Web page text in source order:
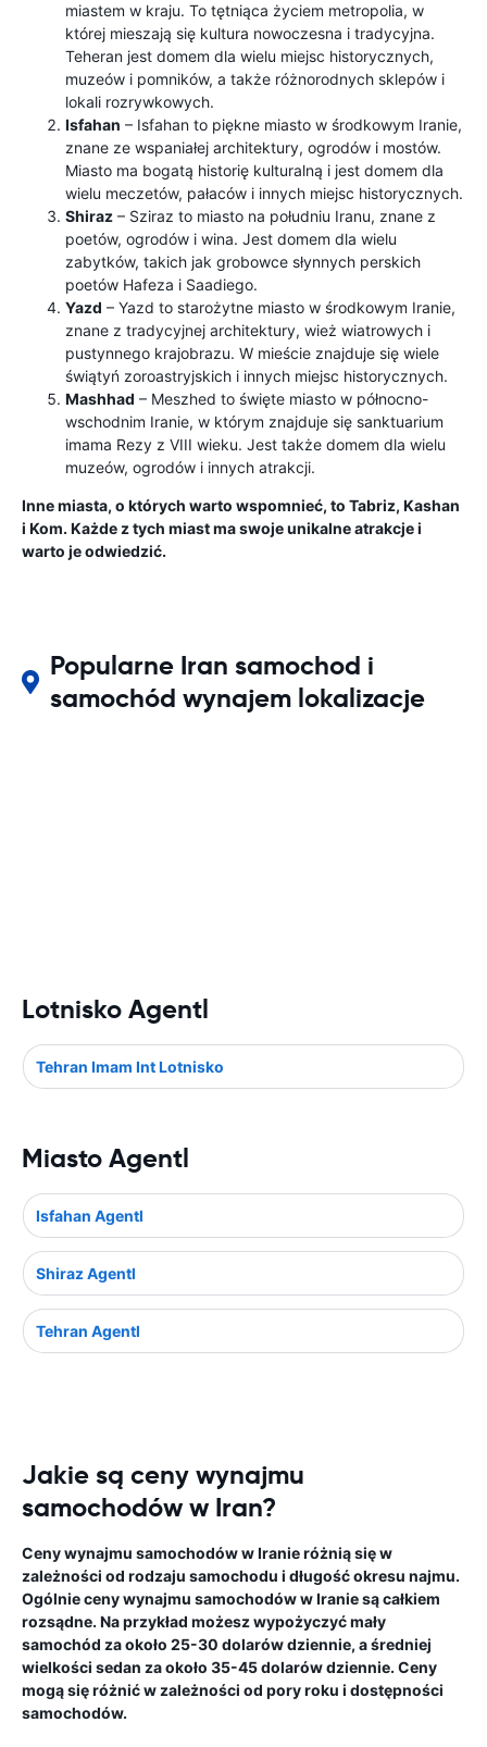
miastem w kraju. To tętniąca życiem metropolia, w
której mieszają się kultura nowoczesna i tradycyjna.
Teheran jest domem dla wielu miejsc historycznych,
muzeów i pomników, a także różnorodnych sklepów i
lokali rozrywkowych.
Isfahan – Isfahan to piękne miasto w środkowym Iranie,
znane ze wspaniałej architektury, ogrodów i mostów.
Miasto ma bogatą historię kulturalną i jest domem dla
wielu meczetów, pałaców i innych miejsc historycznych.
Shiraz – Sziraz to miasto na południu Iranu, znane z
poetów, ogrodów i wina. Jest domem dla wielu
zabytków, takich jak grobowce słynnych perskich
poetów Hafeza i Saadiego.
Yazd – Yazd to starożytne miasto w środkowym Iranie,
znane z tradycyjnej architektury, wież wiatrowych i
pustynnego krajobrazu. W mieście znajduje się wiele
świątyń zoroastryjskich i innych miejsc historycznych.
Mashhad – Meszhed to święte miasto w północno-
wschodnim Iranie, w którym znajduje się sanktuarium
imama Rezy z VIII wieku. Jest także domem dla wielu
muzeów, ogrodów i innych atrakcji.
Inne miasta, o których warto wspomnieć, to Tabriz, Kashan
i Kom. Każde z tych miast ma swoje unikalne atrakcje i
warto je odwiedzić.
Popularne Iran samochod i
samochód wynajem lokalizacje
Lotnisko Agentl
Tehran Imam Int Lotnisko
Miasto Agentl
Isfahan Agentl
Shiraz Agentl
Tehran Agentl
Jakie są ceny wynajmu
samochodów w Iran?
Ceny wynajmu samochodów w Iranie różnią się w
zależności od rodzaju samochodu i długość okresu najmu.
Ogólnie ceny wynajmu samochodów w Iranie są całkiem
rozsądne. Na przykład możesz wypożyczyć mały
samochód za około 25-30 dolarów dziennie, a średniej
wielkości sedan za około 35-45 dolarów dziennie. Ceny
mogą się różnić w zależności od pory roku i dostępności
samochodów.